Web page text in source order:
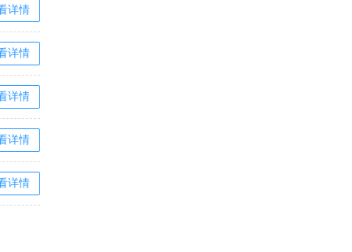
详情
详情
详情
详情
详情